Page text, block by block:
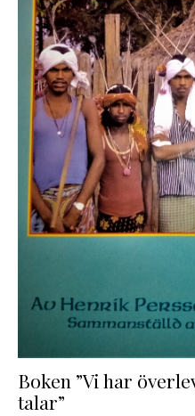
Boken ”Vi har
talar”